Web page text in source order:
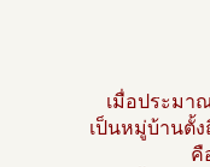
เมื่อประม
เป็นหมู่บ้านตั้
คื